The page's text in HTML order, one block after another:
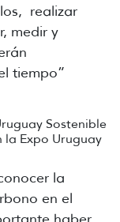
realizar
medir y
tiempo”
la Expo Uruguay
la
en el